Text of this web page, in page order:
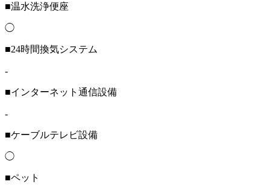
■温水洗浄便座
◯
■24時間換気システム
-
■インターネット通信設備
-
■ケーブルテレビ設備
◯
■ペット